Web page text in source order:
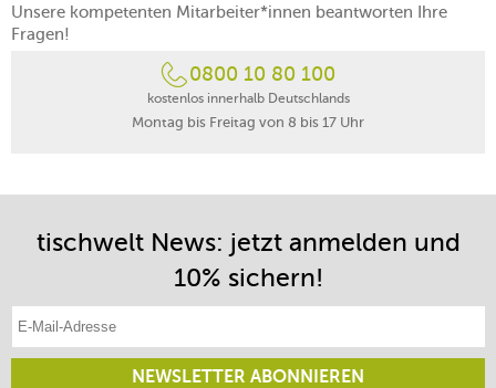
Unsere kompetenten Mitarbeiter*innen beantworten Ihre
Fragen!
0800 10 80 100
kostenlos innerhalb Deutschlands
Montag bis Freitag von 8 bis 17 Uhr
tischwelt News: jetzt anmelden und
10% sichern!
NEWSLETTER ABONNIEREN